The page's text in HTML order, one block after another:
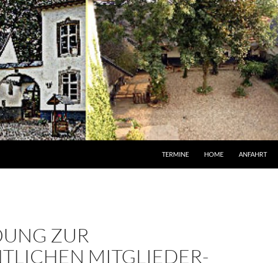
TERMINE HOME ANFAHRT
ZUR
MITGLIEDER-